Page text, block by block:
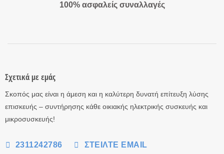
100% ασφαλείς συναλλαγές
Σχετικά με εμάς
Σκοπός μας είναι η άμεση και η καλύτερη δυνατή επίτευξη λύσης
επισκευής – συντήρησης κάθε οικιακής ηλεκτρικής συσκευής και
μικροσυσκευής!
2311242786 ΣΤΕΊΛΤΕ EMAIL